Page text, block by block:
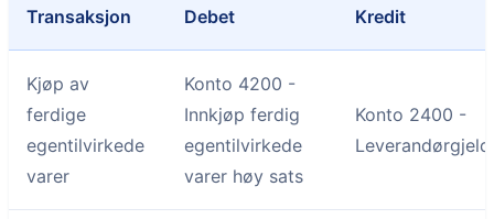
Transaksjon Debet Kredit
Kjøp av
ferdige
egentilvirkede
varer
Konto 4200 -
Innkjøp ferdig
egentilvirkede
varer høy sats
Konto 2400 -
Leverandørgjeld